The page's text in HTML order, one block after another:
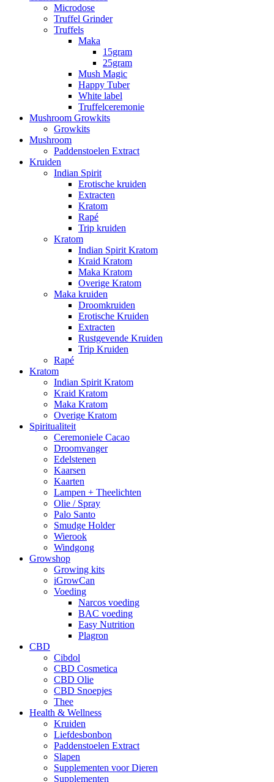
Microdose
Truffel Grinder
Truffels
Maka
15gram
25gram
Mush Magic
Happy Tuber
White label
Truffelceremonie
Mushroom Growkits
Growkits
Mushroom
Paddenstoelen Extract
Kruiden
Indian Spirit
Erotische kruiden
Extracten
Kratom
Rapé
Trip kruiden
Kratom
Indian Spirit Kratom
Kraid Kratom
Maka Kratom
Overige Kratom
Maka kruiden
Droomkruiden
Erotische Kruiden
Extracten
Rustgevende Kruiden
Trip Kruiden
Rapé
Kratom
Indian Spirit Kratom
Kraid Kratom
Maka Kratom
Overige Kratom
Spiritualiteit
Ceremoniele Cacao
Droomvanger
Edelstenen
Kaarsen
Kaarten
Lampen + Theelichten
Olie / Spray
Palo Santo
Smudge Holder
Wierook
Windgong
Growshop
Growing kits
iGrowCan
Voeding
Narcos voeding
BAC voeding
Easy Nutrition
Plagron
CBD
Cibdol
CBD Cosmetica
CBD Olie
CBD Snoepjes
Thee
Health & Wellness
Kruiden
Liefdesbonbon
Paddenstoelen Extract
Slapen
Supplementen voor Dieren
Supplementen